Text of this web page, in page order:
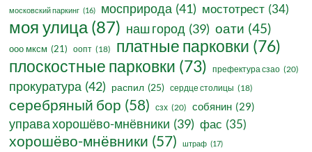
московский паркинг (16) мосприрода (41) мостотрест (34)
моя улица(87) наш город (39) оати (45)
ооо мксм (21) оопт (18) платные парковки (76)
плоскостные парковки (73) префектура сзао (20)
прокуратура (42) распил (25) сердце столицы (18)
серебряный бор (58) сзх (20) собянин (29)
управа хорошёво-мнёвники (39) фас (35)
хорошёво-мнёвники (57) штраф (17)